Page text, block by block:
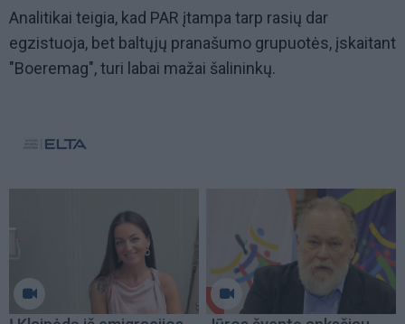
Analitikai teigia, kad PAR įtampa tarp rasių dar
egzistuoja, bet baltųjų pranašumo grupuotės, įskaitant
"Boeremag", turi labai mažai šalininkų.